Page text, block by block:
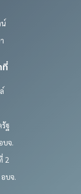
ที่
ฐ
บจ.
2
บจ.